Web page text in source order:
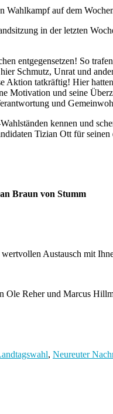
auf dem
in der letzten
entgegensetzen! So
Schmutz, Unrat und
Aktion tatkräftig! Hier
Motivation und seine
und
kennen und
Tizian Ott für
Braun von Stumm
Austausch mit
Reher und Marcus
, Neureuter